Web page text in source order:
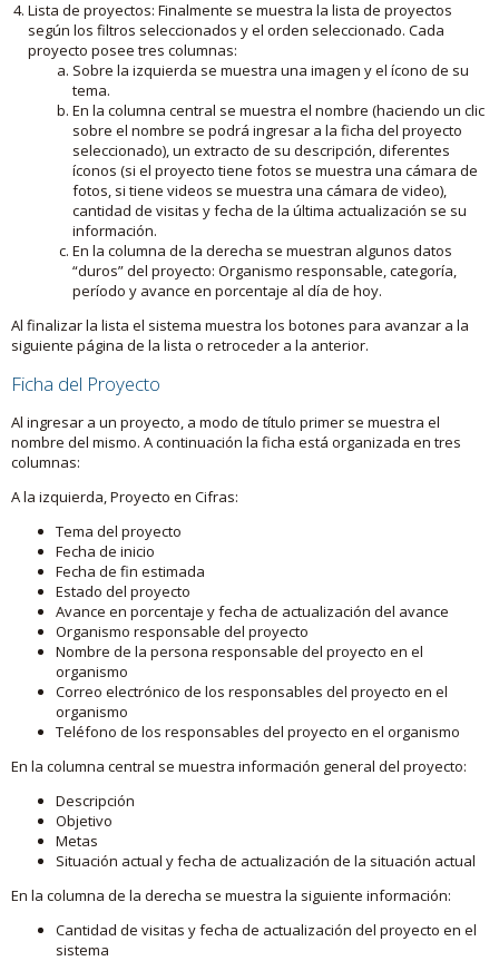
Lista de proyectos: Finalmente se muestra la lista de proyectos
según los filtros seleccionados y el orden seleccionado. Cada
proyecto posee tres columnas:
Sobre la izquierda se muestra una imagen y el ícono de su
tema.
En la columna central se muestra el nombre (haciendo un clic
sobre el nombre se podrá ingresar a la ficha del proyecto
seleccionado), un extracto de su descripción, diferentes
íconos (si el proyecto tiene fotos se muestra una cámara de
fotos, si tiene videos se muestra una cámara de video),
cantidad de visitas y fecha de la última actualización se su
información.
En la columna de la derecha se muestran algunos datos
“duros” del proyecto: Organismo responsable, categoría,
período y avance en porcentaje al día de hoy.
Al finalizar la lista el sistema muestra los botones para avanzar a la
siguiente página de la lista o retroceder a la anterior.
Ficha del Proyecto
Al ingresar a un proyecto, a modo de título primer se muestra el
nombre del mismo. A continuación la ficha está organizada en tres
columnas:
A la izquierda, Proyecto en Cifras:
Tema del proyecto
Fecha de inicio
Fecha de fin estimada
Estado del proyecto
Avance en porcentaje y fecha de actualización del avance
Organismo responsable del proyecto
Nombre de la persona responsable del proyecto en el
organismo
Correo electrónico de los responsables del proyecto en el
organismo
Teléfono de los responsables del proyecto en el organismo
En la columna central se muestra información general del proyecto:
Descripción
Objetivo
Metas
Situación actual y fecha de actualización de la situación actual
En la columna de la derecha se muestra la siguiente información:
Cantidad de visitas y fecha de actualización del proyecto en el
sistema